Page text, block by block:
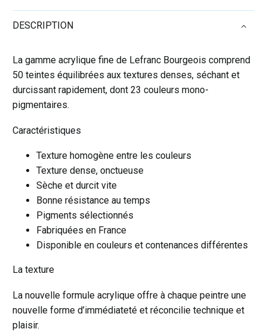
Lefranc
Bourgeois
Rouge
primaire
DESCRIPTION
La gamme acrylique fine de Lefranc Bourgeois comprend
50 teintes équilibrées aux textures denses, séchant et
durcissant rapidement, dont 23 couleurs mono-
pigmentaires.
Caractéristiques
Texture homogène entre les couleurs
Texture dense, onctueuse
Sèche et durcit vite
Bonne résistance au temps
Pigments sélectionnés
Fabriquées en France
Disponible en couleurs et contenances différentes
La texture
La nouvelle formule acrylique offre à chaque peintre une
nouvelle forme d’immédiateté et réconcilie technique et
plaisir.